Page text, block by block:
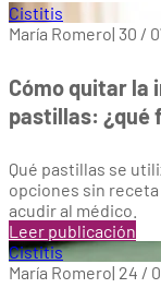
Cistitis
María Romero| 30 /
Cómo quitar la
pastillas: ¿qué
Qué pastillas se
opciones sin receta
acudir al médico.
Leer publicación
Cistitis
María Romero| 24 /